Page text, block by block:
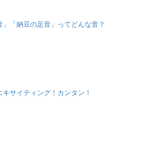
」「納豆の足音」ってどんな音？
サイティング！カンタン！